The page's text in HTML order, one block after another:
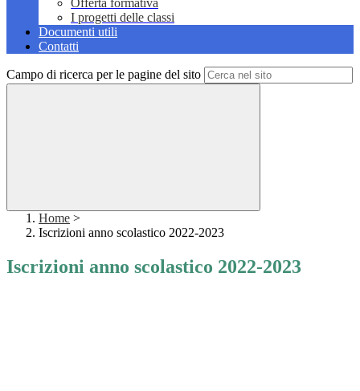
Offerta formativa
I progetti delle classi
Documenti utili
Contatti
Campo di ricerca per le pagine del sito
Home >
Iscrizioni anno scolastico 2022-2023
Iscrizioni anno scolastico 2022-2023